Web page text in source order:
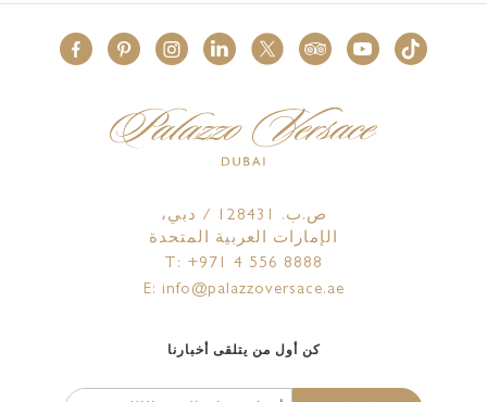
ص.ب. 128431 / دبي،
الإمارات العربية المتحدة
T: +971 4 556 8888
E: info@palazzoversace.ae
كن أول من يتلقى أخبارنا